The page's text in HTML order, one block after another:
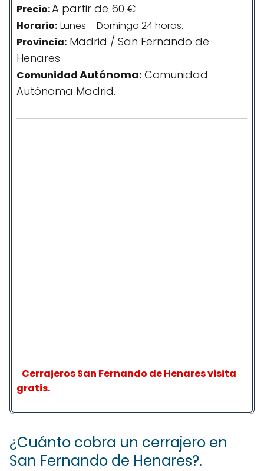
Precio:A partir de 60 €
Horario: Lunes – Domingo 24 horas.
Provincia: Madrid / San Fernando de
Henares
ComunidadAutónoma: Comunidad
Autónoma Madrid.
Cerrajeros San Fernando de Henares visita
gratis.
¿Cuánto cobra un cerrajero en
San Fernando de Henares?.